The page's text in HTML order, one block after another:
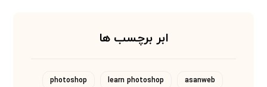
ابر برچسب ها
asanweb
learn photoshop
photoshop